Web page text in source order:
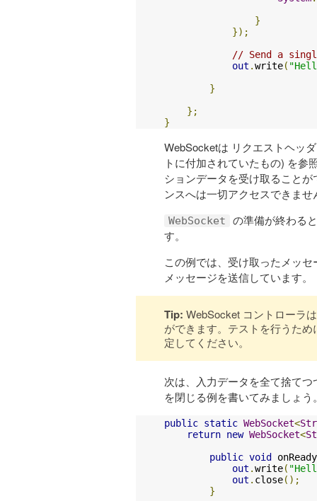
}
});
// Send a
out .write(
}
};
}
WebSocketは リクエストヘッ
トに付加されていたもの) を参
ションデータを受け取ること
ンスへは一切アクセスできませ
WebSocket
の準備が終わる
す。
この例では、受け取ったメッ
メッセージを送信しています。
Tip: WebSocket コントローラ
ができます。テストを行うた
定してください。
次は、入力データを全て捨て
を閉じる例を書いてみましょう
public static WebSocket<
return new WebSocket<
public void onReady
out .write(
out . close();
}